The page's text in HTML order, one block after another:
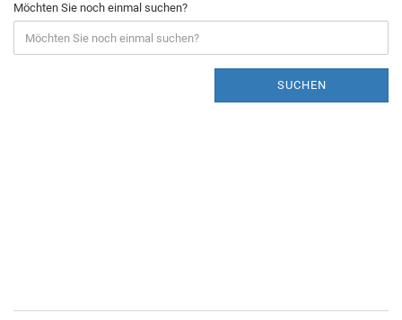
Möchten Sie noch einmal suchen?
SUCHEN